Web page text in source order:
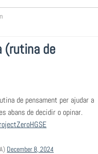
(rutina de
de pensament per ajudar a
abans de decidir o opinar.
December 8, 2024